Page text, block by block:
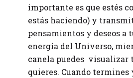
importante es que estés
estás haciendo) y
pensamientos y deseos a
energía del Universo,
canela puedes visualizar
quieres. Cuando termines